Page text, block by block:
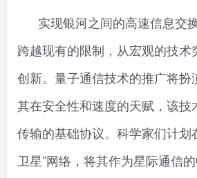
实现银河之间的高速信息交
跨越现有的限制，从宏观的技术
创新。量子通信技术的推广将扮
其在安全性和速度的天赋，该技
传输的基础协议。科学家们计划
卫星”网络，将其作为星际通信